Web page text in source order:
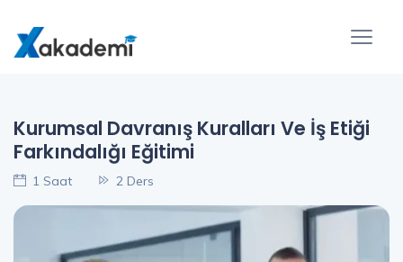
Kurumsal Davranış Kuralları Ve İş Etiği
Farkındalığı Eğitimi
1 Saat 2 Ders